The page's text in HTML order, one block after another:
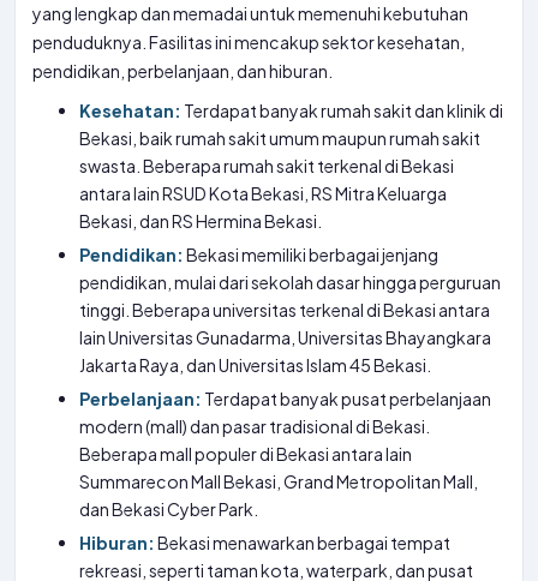
yang lengkap dan memadai untuk memenuhi kebutuhan
penduduknya. Fasilitas ini mencakup sektor kesehatan,
pendidikan, perbelanjaan, dan hiburan.
Kesehatan: Terdapat banyak rumah sakit dan klinik di
Bekasi, baik rumah sakit umum maupun rumah sakit
swasta. Beberapa rumah sakit terkenal di Bekasi
antara lain RSUD Kota Bekasi, RS Mitra Keluarga
Bekasi, dan RS Hermina Bekasi.
Pendidikan: Bekasi memiliki berbagai jenjang
pendidikan, mulai dari sekolah dasar hingga perguruan
tinggi. Beberapa universitas terkenal di Bekasi antara
lain Universitas Gunadarma, Universitas Bhayangkara
Jakarta Raya, dan Universitas Islam 45 Bekasi.
Perbelanjaan: Terdapat banyak pusat perbelanjaan
modern (mall) dan pasar tradisional di Bekasi.
Beberapa mall populer di Bekasi antara lain
Summarecon Mall Bekasi, Grand Metropolitan Mall,
dan Bekasi Cyber Park.
Hiburan: Bekasi menawarkan berbagai tempat
rekreasi, seperti taman kota, waterpark, dan pusat